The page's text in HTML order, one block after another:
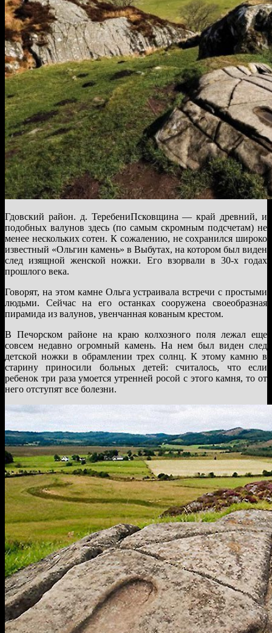
Гдовский район. д. ТеребениПсковщина — край древний, и
подобных валунов здесь (по самым скромным подсчетам) не
менее нескольких сотен. К сожалению, не сохранился широко
известный «Ольгин камень» в Выбутах, на котором был виден
след изящной женской ножки. Его взорвали в 30-х годах
прошлого века.
Говорят, на этом камне Ольга устраивала встречи с простыми
людьми. Сейчас на его останках сооружена своеобразная
пирамида из валунов, увенчанная кованым крестом.
В Печорском районе на краю колхозного поля лежал еще
совсем недавно огромный камень. На нем был виден след
детской ножки в обрамлении трех солнц. К этому камню в
старину приносили больных детей: считалось, что если
ребенок три раза умоется утренней росой с этого камня, то от
него отступят все болезни.